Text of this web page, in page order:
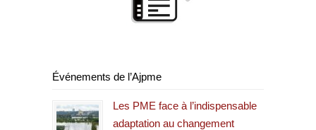
Événements de l’Ajpme
Les PME face à l’indispensable
adaptation au changement